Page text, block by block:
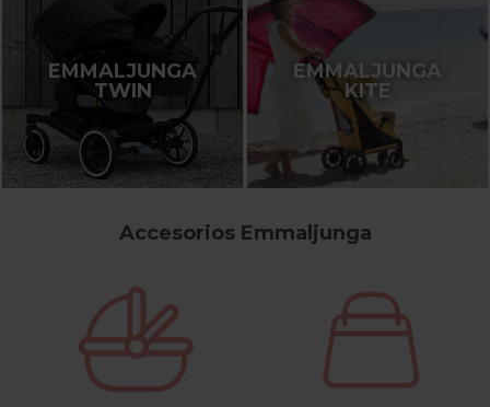
EMMALJUNGA
TWIN
EMMALJUNGA
KITE
Accesorios Emmaljunga